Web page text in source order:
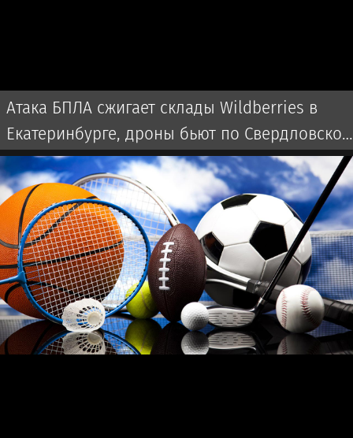
Атака БПЛА сжигает склады Wildberries в
Екатеринбурге, дроны бьют по Свердловской
области и Екатеринбургу 7 августа 2026